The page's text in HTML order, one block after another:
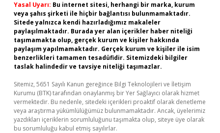
Yasal Uyarı: Bu internet sitesi, herhangi bir marka, kurum
veya şahıs şirketi ile hiçbir bağlantısı bulunmamaktadır.
Sitede yalnızca kendi hazırladığımız makaleler
paylaşılmaktadır. Burada yer alan içerikler haber niteliği
taşımamakta olup, gerçek kurum ve kişiler hakkında
paylaşım yapılmamaktadır. Gerçek kurum ve kişiler ile isim
benzerlikleri tamamen tesadüfidir. Sitemizdeki bilgiler
taslak halindedir ve tavsiye niteliği taşımazlar.
Sitemiz, 5651 Sayılı Kanun gereğince Bilgi Teknolojileri ve İletişim
Kurumu (BTK) tarafından onaylanmış bir Yer Sağlayıcı olarak hizmet
vermektedir. Bu nedenle, sitedeki içerikleri proaktif olarak denetleme
veya araştırma yükümlülüğümüz bulunmamaktadır. Ancak, üyelerimiz
yazdıkları içeriklerin sorumluluğunu taşımakta olup, siteye üye olarak
bu sorumluluğu kabul etmiş sayılırlar.